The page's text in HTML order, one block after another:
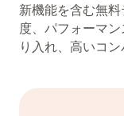
新機能を含む無
度、パフォーマ
り入れ、高いコン